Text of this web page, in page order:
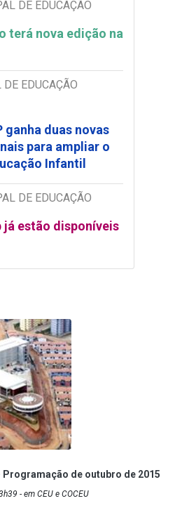
DE EDUCAÇÃO
terá nova edição na
EDUCAÇÃO
ganha duas novas
para ampliar o
Infantil
DE EDUCAÇÃO
já estão disponíveis
Programação de outubro de 2015
- em CEU e COCEU